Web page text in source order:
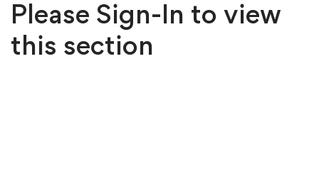
Please Sign-In to view
this section